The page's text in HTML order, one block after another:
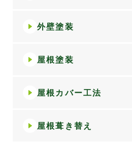
外壁塗装
屋根塗装
屋根カバー工法
屋根葺き替え